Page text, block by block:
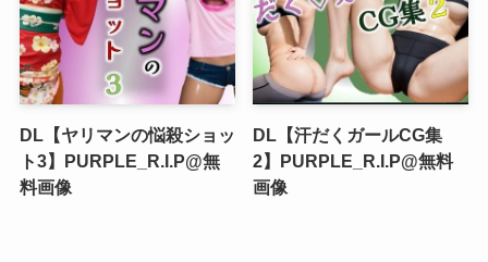
DL【ヤリマンの悩殺ショッ
ト3】PURPLE_R.I.P@無
料画像
DL【汗だくガールCG集
2】PURPLE_R.I.P@無料
画像